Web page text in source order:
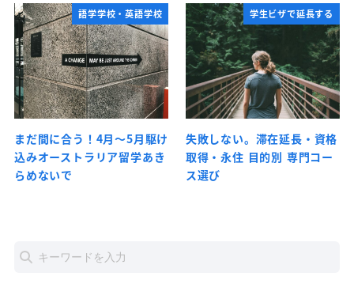
語学学校・英語学校
まだ間に合う！4月～5月駆け
込みオーストラリア留学あき
らめないで
学生ビザで延長する
失敗しない。滞在延長・資格
取得・永住 目的別 専門コー
ス選び